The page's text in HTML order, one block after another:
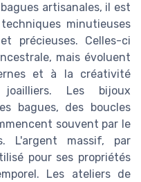
artisanales, il est
minutieuses
précieuses. Celles-ci
mais évoluent
et à la créativité
Les bijoux
bagues, des boucles
souvent par le
L'argent massif, par
pour ses propriétés
Les ateliers de